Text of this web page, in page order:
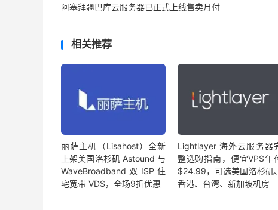
阿塞拜疆巴库云服务器已正式上线售卖月付
相关推荐
丽萨主机（Lisahost）全新
上架美国洛杉矶 Astound 与
WaveBroadband 双 ISP 住
宅宽带 VDS，全场9折优惠
Lightlayer 海外云服务器
整选购指南，便宜VPS年
$24.99，可选美国洛杉矶、
香港、台湾、新加坡机房